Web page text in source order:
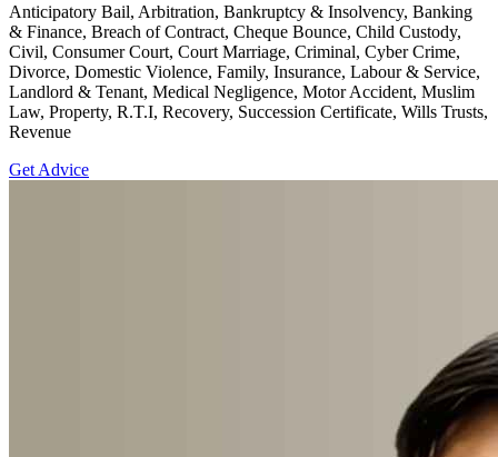
Anticipatory Bail, Arbitration, Bankruptcy & Insolvency, Banking
& Finance, Breach of Contract, Cheque Bounce, Child Custody,
Civil, Consumer Court, Court Marriage, Criminal, Cyber Crime,
Divorce, Domestic Violence, Family, Insurance, Labour & Service,
Landlord & Tenant, Medical Negligence, Motor Accident, Muslim
Law, Property, R.T.I, Recovery, Succession Certificate, Wills Trusts,
Revenue
Get Advice